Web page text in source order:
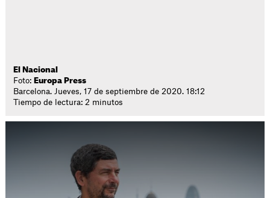
El Nacional
Foto: Europa Press
Barcelona. Jueves, 17 de septiembre de 2020. 18:12
Tiempo de lectura: 2 minutos